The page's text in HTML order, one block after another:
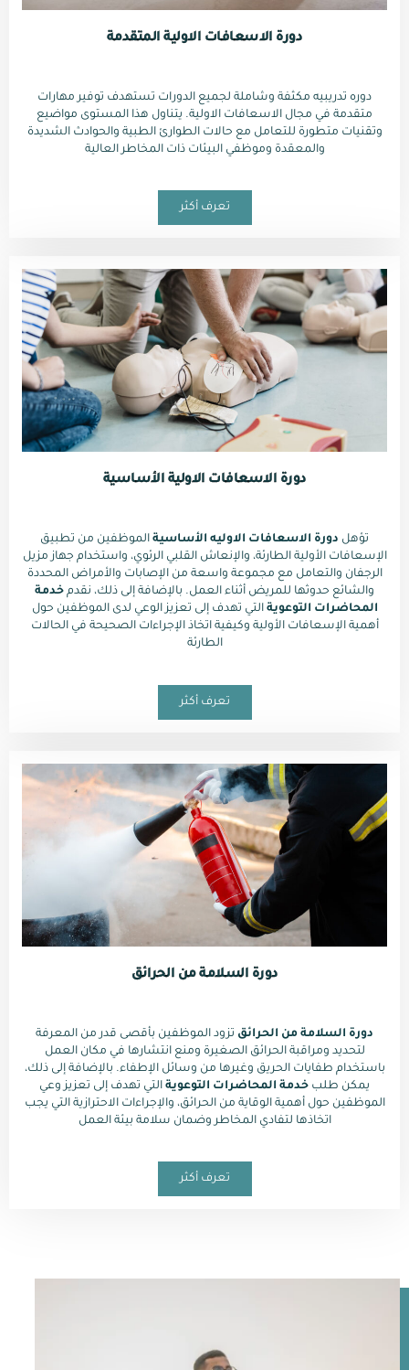
دورة السلامة من الحرائق
دورة السلامة من الحرائق تزود الموظفين بأقصى قدر من المعرفة
لتحديد ومراقبة الحرائق الصغيرة ومنع انتشارها في مكان العمل
باستخدام طفايات الحريق وغيرها من وسائل الإطفاء. بالإضافة إلى ذلك،
يمكن طلب خدمة المحاضرات التوعوية التي تهدف إلى تعزيز وعي
الموظفين حول أهمية الوقاية من الحرائق، والإجراءات الاحترازية التي يجب
اتخاذها لتفادي المخاطر وضمان سلامة بيئة العمل
تعرف أكثر
دورة الاسعافات الاولية الأساسية
تؤهل دورة الاسعافات الاوليه الأساسية الموظفين من تطبيق
الإسعافات الأولية الطارئة، والإنعاش القلبي الرئوي، واستخدام جهاز مزيل
الرجفان والتعامل مع مجموعة واسعة من الإصابات والأمراض المحددة
والشائع حدوثها للمريض أثناء العمل. بالإضافة إلى ذلك، نقدم خدمة
المحاضرات التوعوية التي تهدف إلى تعزيز الوعي لدى الموظفين حول
أهمية الإسعافات الأولية وكيفية اتخاذ الإجراءات الصحيحة في الحالات
الطارئة
تعرف أكثر
دورة الاسعافات الاولية المتقدمة
دوره تدريبيه مكثفة وشاملة لجميع الدورات تستهدف توفير مهارات
متقدمة في مجال الاسعافات الاولية. يتناول هذا المستوى مواضيع
وتقنيات متطورة للتعامل مع حالات الطوارئ الطبية والحوادث الشديدة
والمعقدة وموظفي البيئات ذات المخاطر العالية
تعرف أكثر